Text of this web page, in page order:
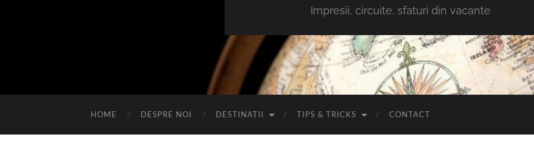
Impresii, circuite, sfaturi din vacante
HOME DESPRE NOI DESTINATII TIPS & TRICKS CONTACT